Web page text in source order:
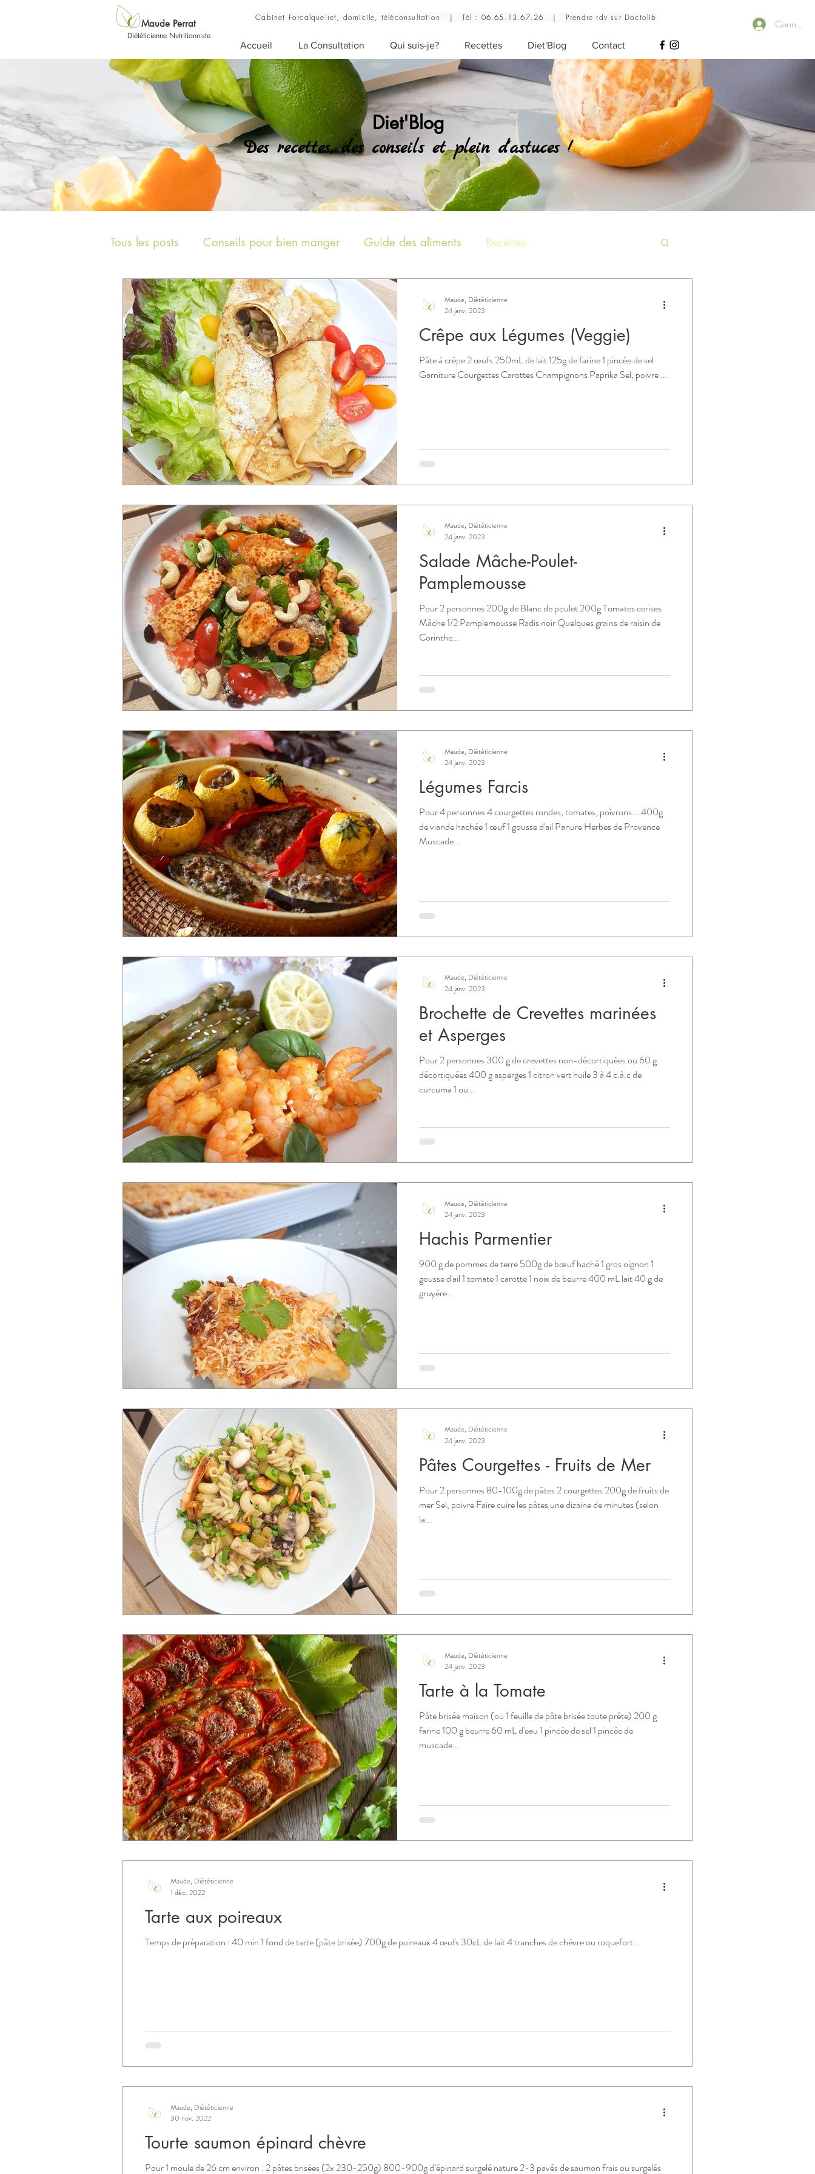
Maude Perrat
Diététicienne Nutritionniste
Cabinet Forcalqueiret, domicile, téléconsultation |Tél : 06.65.13.67.26 | Prendre rdv sur Doctolib
Accueil La Consultation Qui suis-je? Recettes Diet'Blog Contact
Diet'Blog
Des recettes, des conseils et plein d'astuces !
Tous les posts Conseils pour bien manger Guide des aliments Recettes
Crêpe aux Légumes (Veggie)
Pâte à crêpe 2 œufs 250mL de lait 125g de farine 1 pincée de sel
Garniture Courgettes Carottes Champignons Paprika Sel, poivre ​...
Maude, Diététicienne
24 janv. 2023
Salade Mâche-Poulet-
Pamplemousse
Pour 2 personnes 200g de Blanc de poulet 200g Tomates cerises
Mâche 1/2 Pamplemousse Radis noir Quelques grains de raisin de
Corinthe...
Maude, Diététicienne
24 janv. 2023
Légumes Farcis
Pour 4 personnes 4 courgettes rondes, tomates, poivrons... 400g
de viande hachée 1 œuf 1 gousse d'ail Panure Herbes de Provence
Muscade...
Maude, Diététicienne
24 janv. 2023
Brochette de Crevettes marinées
et Asperges
Pour 2 personnes 300 g de crevettes non-décortiquées ou 60 g
décortiquées 400 g asperges 1 citron vert huile 3 à 4 c.à.c de
curcuma 1 ou...
Maude, Diététicienne
24 janv. 2023
Hachis Parmentier
900 g de pommes de terre 500g de bœuf haché 1 gros oignon 1
gousse d'ail 1 tomate 1 carotte 1 noix de beurre 400 mL lait 40 g de
gruyère...
Maude, Diététicienne
24 janv. 2023
Pâtes Courgettes - Fruits de Mer
Pour 2 personnes 80-100g de pâtes 2 courgettes 200g de fruits de
mer Sel, poivre Faire cuire les pâtes une dizaine de minutes (selon
la...
Maude, Diététicienne
24 janv. 2023
Tarte à la Tomate
Pâte brisée maison (ou 1 feuille de pâte brisée toute prête) 200 g
farine 100 g beurre 60 mL d'eau 1 pincée de sel 1 pincée de
muscade...
Maude, Diététicienne
24 janv. 2023
Tarte aux poireaux
Temps de préparation : 40 min 1 fond de tarte (pâte brisée) 700g de poireaux 4 œufs 30cL de lait 4 tranches de chèvre ou roquefort...
Maude, Diététicienne
1 déc. 2022
Tourte saumon épinard chèvre
Pour 1 moule de 26 cm environ : 2 pâtes brisées (2x 230-250g) 800-900g d’épinard surgelé nature 2-3 pavés de saumon frais ou surgelés
Maude, Diététicienne
30 nov. 2022